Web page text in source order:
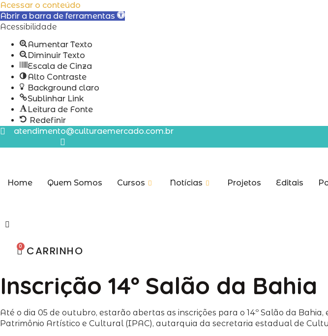
Acessar o conteúdo
Abrir a barra de ferramentas
Acessibilidade
Aumentar Texto
Diminuir Texto
Escala de Cinza
Alto Contraste
Background claro
Sublinhar Link
Leitura de Fonte
Redefinir
Ir
atendimento@culturaemercado.com.br
Home Quem Somos Cursos Notícias Projetos Editais
0 CARRINHO
Inscrição 14º Salão da Bahia
Até o dia 05 de outubro, estarão abertas as inscrições para o 14º Salão da
Patrimônio Artístico e Cultural (IPAC), autarquia da secretaria estadual de